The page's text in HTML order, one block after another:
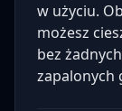
w użyciu.
możesz
bez
zapalonych